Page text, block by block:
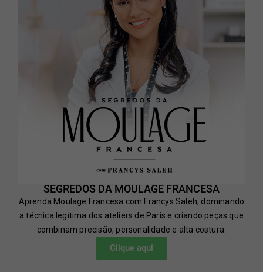
SEGREDOS DA MOULAGE FRANCESA
Aprenda Moulage Francesa com Francys Saleh, dominando
a técnica legítima dos ateliers de Paris e criando peças que
combinam precisão, personalidade e alta costura.
Clique aqui